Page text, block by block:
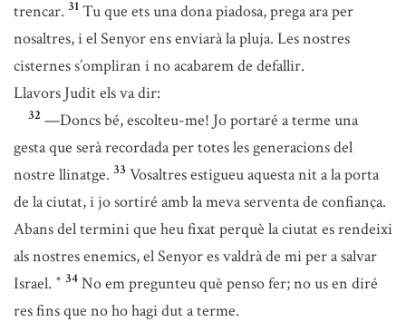
trencar. 31 Tu que ets una dona piadosa, prega ara per
nosaltres, i el Senyor ens enviarà la pluja. Les nostres
cisternes s’ompliran i no acabarem de defallir.
Llavors Judit els va dir:
32 —Doncs bé, escolteu-me! Jo portaré a terme una
gesta que serà recordada per totes les generacions del
nostre llinatge. 33 Vosaltres estigueu aquesta nit a la porta
de la ciutat, i jo sortiré amb la meva serventa de confiança.
Abans del termini que heu fixat perquè la ciutat es rendeixi
als nostres enemics, el Senyor es valdrà de mi per a salvar
Israel. * 34 No em pregunteu què penso fer; no us en diré
res fins que no ho hagi dut a terme.